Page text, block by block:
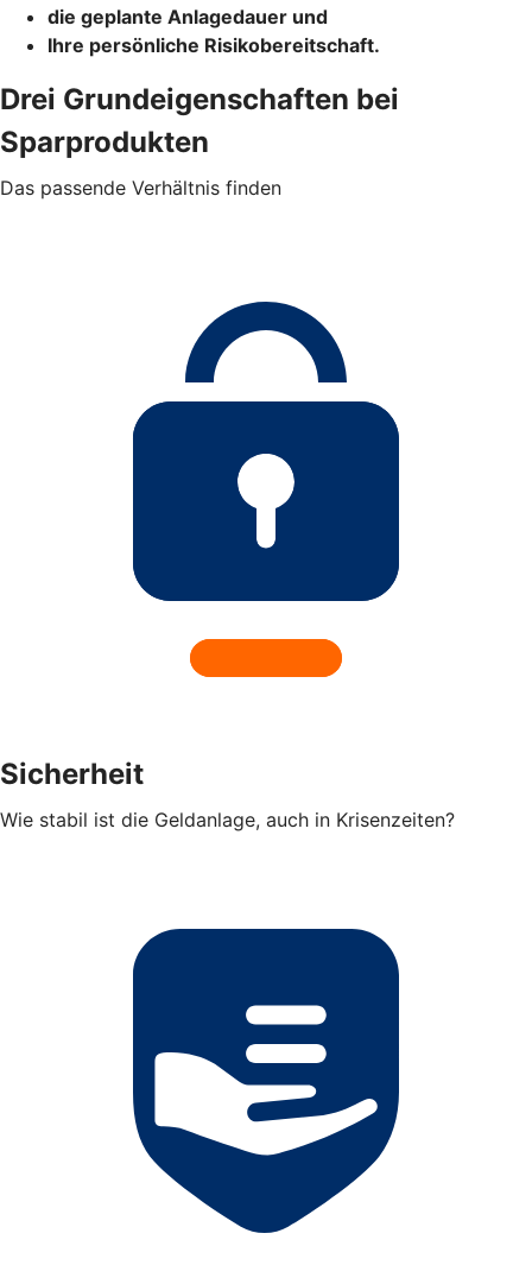
die geplante Anlagedauer und
Ihre persönliche Risikobereitschaft.
Drei Grundeigenschaften bei
Sparprodukten
Das passende Verhältnis finden
Sicherheit
Wie stabil ist die Geldanlage, auch in Krisenzeiten?